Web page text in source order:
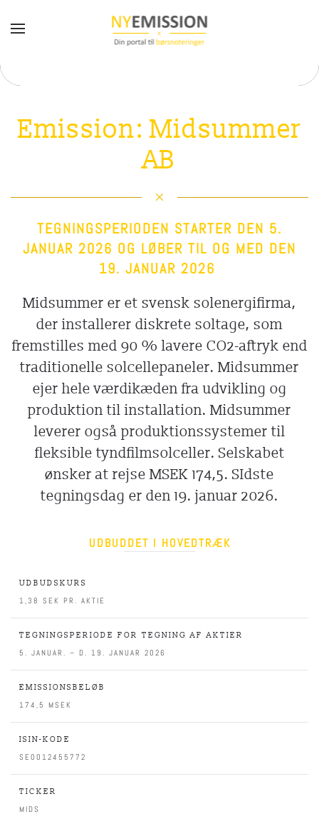
Gå til hovedindhold
Emission: Midsummer
AB
TEGNINGSPERIODEN STARTER DEN 5.
JANUAR 2026 OG LØBER TIL OG MED DEN
19. JANUAR 2026
Midsummer er et svensk solenergifirma,
der installerer diskrete soltage, som
fremstilles med 90 % lavere CO2-aftryk end
traditionelle solcellepaneler. Midsummer
ejer hele værdikæden fra udvikling og
produktion til installation. Midsummer
leverer også produktionssystemer til
fleksible tyndfilmsolceller. Selskabet
ønsker at rejse MSEK 174,5. SIdste
tegningsdag er den 19. januar 2026.
UDBUDDET I HOVEDTRÆK
UDBUDSKURS
1,38 SEK PR. AKTIE
TEGNINGSPERIODE FOR TEGNING AF AKTIER
5. JANUAR. – D. 19. JANUAR 2026
EMISSIONSBELØB
174,5 MSEK
ISIN-KODE
SE0012455772
TICKER
MIDS